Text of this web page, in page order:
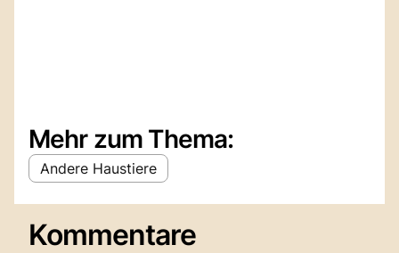
Mehr zum Thema:
Andere Haustiere
Kommentare